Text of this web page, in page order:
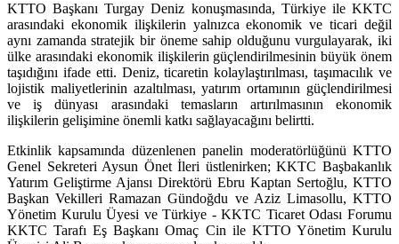
KTTO Başkanı Turgay Deniz konuşmasında, Türkiye ile KKTC
arasındaki ekonomik ilişkilerin yalnızca ekonomik ve ticari değil
aynı zamanda stratejik bir öneme sahip olduğunu vurgulayarak, iki
ülke arasındaki ekonomik ilişkilerin güçlendirilmesinin büyük önem
taşıdığını ifade etti. Deniz, ticaretin kolaylaştırılması, taşımacılık ve
lojistik maliyetlerinin azaltılması, yatırım ortamının güçlendirilmesi
ve iş dünyası arasındaki temasların artırılmasının ekonomik
ilişkilerin gelişimine önemli katkı sağlayacağını belirtti.
Etkinlik kapsamında düzenlenen panelin moderatörlüğünü KTTO
Genel Sekreteri Aysun Önet İleri üstlenirken; KKTC Başbakanlık
Yatırım Geliştirme Ajansı Direktörü Ebru Kaptan Sertoğlu, KTTO
Başkan Vekilleri Ramazan Gündoğdu ve Aziz Limasollu, KTTO
Yönetim Kurulu Üyesi ve Türkiye - KKTC Ticaret Odası Forumu
KKTC Tarafı Eş Başkanı Omaç Cin ile KTTO Yönetim Kurulu